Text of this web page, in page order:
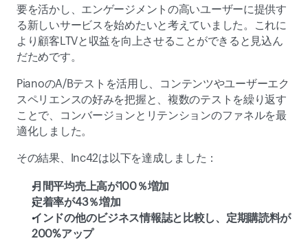
要を活かし、エンゲージメントの高いユーザーに提供す
る新しいサービスを始めたいと考えていました。これに
より顧客LTVと収益を向上させることができると見込ん
だためです。
PianoのA/Bテストを活用し、コンテンツやユーザーエク
スペリエンスの好みを把握と、複数のテストを繰り返す
ことで、コンバージョンとリテンションのファネルを最
適化しました。
その結果、Inc42は以下を達成しました：
月間平均売上高が100％増加
定着率が43％増加
インドの他のビジネス情報誌と比較し、定期購読料が
200%アップ